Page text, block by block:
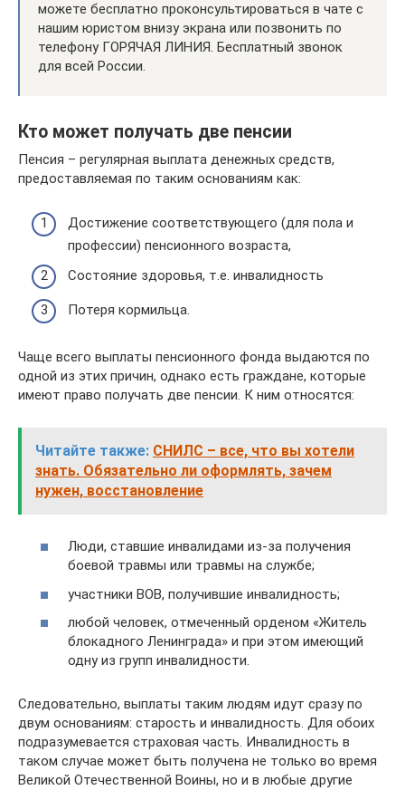
можете бесплатно проконсультироваться в чате с
нашим юристом внизу экрана или позвонить по
телефону ГОРЯЧАЯ ЛИНИЯ. Бесплатный звонок
для всей России.
Кто может получать две пенсии
Пенсия – регулярная выплата денежных средств,
предоставляемая по таким основаниям как:
Достижение соответствующего (для пола и
профессии) пенсионного возраста,
Состояние здоровья, т.е. инвалидность
Потеря кормильца.
Чаще всего выплаты пенсионного фонда выдаются по
одной из этих причин, однако есть граждане, которые
имеют право получать две пенсии. К ним относятся:
Читайте также: СНИЛС – все, что вы хотели
знать. Обязательно ли оформлять, зачем
нужен, восстановление
Люди, ставшие инвалидами из-за получения
боевой травмы или травмы на службе;
участники ВОВ, получившие инвалидность;
любой человек, отмеченный орденом «Житель
блокадного Ленинграда» и при этом имеющий
одну из групп инвалидности.
Следовательно, выплаты таким людям идут сразу по
двум основаниям: старость и инвалидность. Для обоих
подразумевается страховая часть. Инвалидность в
таком случае может быть получена не только во время
Великой Отечественной Воины, но и в любые другие